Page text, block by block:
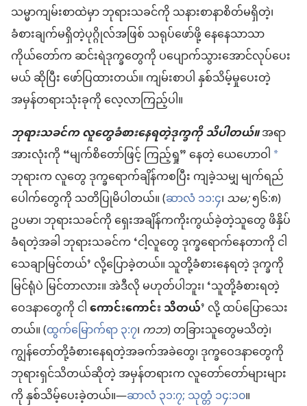
သမ္မာကျမ်းစာထဲမှာ ဘုရားသခင်ကို သနားစာနာစိတ်မရှိတဲ့၊
ခံစားချက်မရှိတဲ့ပုဂ္ဂိုလ်အဖြစ် သရုပ်ဖော်ဖို့ နေနေသာသာ
ကိုယ်တော်က ဆင်းရဲဒုက္ခတွေကို ပပျောက်သွားအောင်လုပ်ပေး
မယ် ဆိုပြီး ဖော်ပြထားတယ်။ ကျမ်းစာပါ နှစ်သိမ့်မှုပေးတဲ့
အမှန်တရားသုံးခုကို လေ့လာကြည့်ပါ။
ဘုရားသခင်က လူတွေခံစားနေရတဲ့ဒုက္ခကို သိပါတယ်။အရာ
အားလုံးကို “မျက်စိတော်ဖြင့် ကြည့်ရှု” နေတဲ့ ယေဟောဝါ *
ဘုရားက လူတွေ ဒုက္ခရောက်ချိန်ကစပြီး ကျခဲ့သမျှ မျက်ရည်
ပေါက်တွေကို သတိပြုမိပါတယ်။ (ဆာလံ ၁၁:၄၊သမ;၅၆:၈)
ဥပမာ၊ ဘုရားသခင်ကို ရှေးအချိန်ကကိုးကွယ်ခဲ့တဲ့သူတွေ ဖိနှိပ်
ခံရတဲ့အခါ ဘုရားသခင်က ‘ငါ့လူတွေ ဒုက္ခရောက်နေတာကို ငါ
သေချာမြင်တယ်’ လို့ပြောခဲ့တယ်။ သူတို့ခံစားနေရတဲ့ ဒုက္ခကို
မြင်ရုံပဲ မြင်တာလား။ အဲဒီလို မဟုတ်ပါဘူး၊ ‘သူတို့ခံစားရတဲ့
ဝေဒနာတွေကို ငါကောင်းကောင်း သိတယ်’ လို့ ထပ်ပြောသေး
တယ်။ (ထွက်မြောက်ရာ ၃:၇၊ကဘ) တခြားသူတွေမသိတဲ့၊
ကျွန်တော်တို့ခံစားနေရတဲ့အခက်အခဲတွေ၊ ဒုက္ခဝေဒနာတွေကို
ဘုရားရှင်သိတယ်ဆိုတဲ့ အမှန်တရားက လူတော်တော်များများ
ကို နှစ်သိမ့်ပေးခဲ့တယ်။—ဆာလံ ၃၁:၇;သုတ္တံ ၁၄:၁၀။